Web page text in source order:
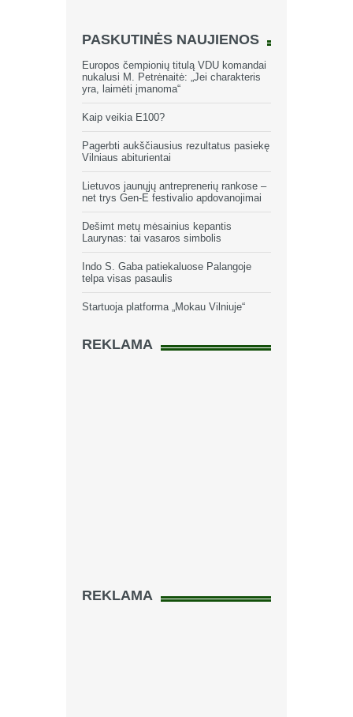
PASKUTINĖS NAUJIENOS
Europos čempionių titulą VDU komandai
nukalusi M. Petrėnaitė: „Jei charakteris
yra, laimėti įmanoma“
Kaip veikia E100?
Pagerbti aukščiausius rezultatus pasiekę
Vilniaus abiturientai
Lietuvos jaunųjų antreprenerių rankose –
net trys Gen-E festivalio apdovanojimai
Dešimt metų mėsainius kepantis
Laurynas: tai vasaros simbolis
Indo S. Gaba patiekaluose Palangoje
telpa visas pasaulis
Startuoja platforma „Mokau Vilniuje“
REKLAMA
REKLAMA